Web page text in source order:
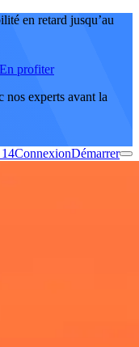
en retard jusqu’au
En profiter
nos experts avant la
ConnexionDémarrer